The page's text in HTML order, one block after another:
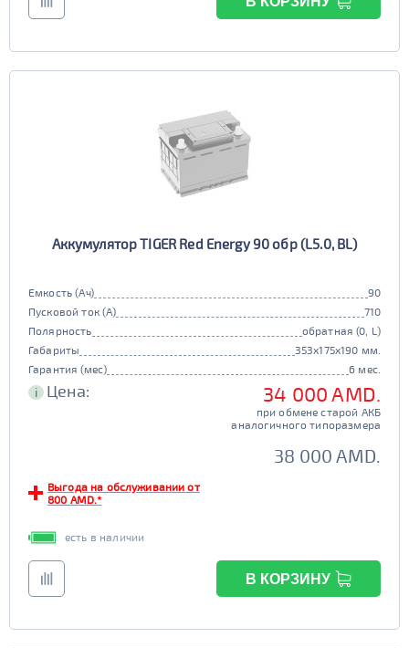
Аккумулятор TIGER Red Energy 90 обр (L5.0, BL)
Емкость (Ач)
90
Пусковой ток (А)
710
Полярность
обратная (0, L)
Габариты
353x175x190 мм.
Гарантия (мес)
6 мес.
i Цена: 34 000 AMD.
при обмене старой АКБ
аналогичного типоразмера
38 000 AMD.
Выгода на обслуживании от
800 AMD.*
есть в наличии
В КОРЗИНУ